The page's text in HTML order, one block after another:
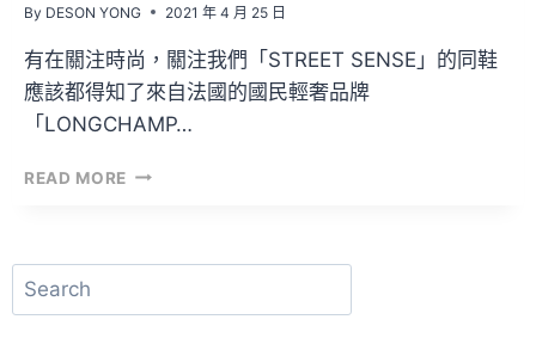
By DESON YONG 2021 年 4 月 25 日
有在關注時尚，關注我們「STREET SENSE」的同鞋
應該都得知了來自法國的國民輕奢品牌
「LONGCHAMP…
READ MORE LONGCHAMP
發
情
搜
尋